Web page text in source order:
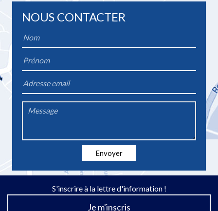
NOUS CONTACTER
*
*
Envoyer
S'inscrire à la lettre d'information !
Je m'inscris